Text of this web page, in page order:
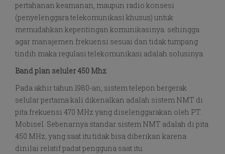
pertahanan keamanan, maupun radio konsesi
(penyelenggara telekomunikasi khusus) untuk
memudahkan kepentingan komunikasinya. sehingga
agar manajemen frekuensi sesuai dan tidak tumpang
tindih maka regulasi telekomunikasi adalah solusinya.
Band plan seluler 450 Mhz
Pada akhir tahun 1980-an, sistem telepon bergerak
selular pertama kali dikenalkan adalah sistem NMT di
pita frekuensi 470 MHz yang diselenggarakan oleh PT.
Mobisel. Sebenarnya standar sistem NMT adalah di pita
450 MHz, yang saat itu tidak bisa diberikan karena
dinilai relatif padat pengguna saat itu.